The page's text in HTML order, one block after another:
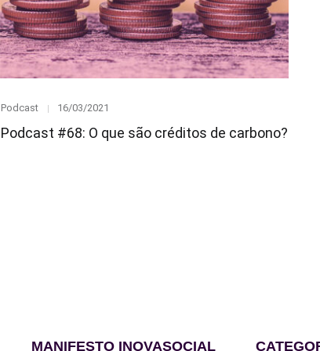
Category
Podcast
Posted
16/03/2021
Podcast #68: O que são créditos de carbono?
MANIFESTO INOVASOCIAL